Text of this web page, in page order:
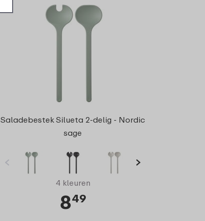
Saladebestek Silueta 2-delig - Nordic
sage
4 kleuren
849